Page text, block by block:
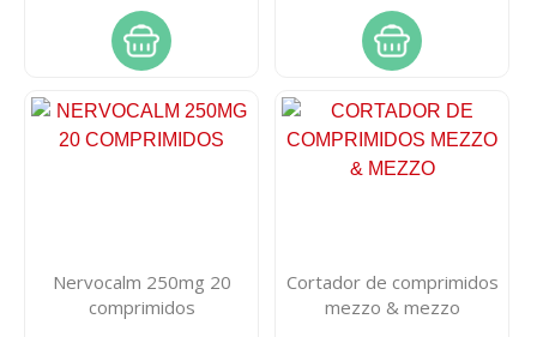
Nervocalm 250mg 20
comprimidos
Cortador de comprimidos
mezzo & mezzo